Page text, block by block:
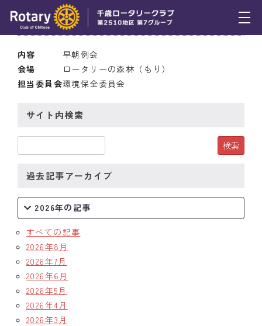
トピックス
例会報告
スケジュール
年間プログラム
木曜会
組織図
クラブのあゆみ
クラブの歴史
歴代会長・幹事
2010年10月21日(木) 7:00
内容
早朝例会
会場
ロータリーの森林（もり）
担当委員会環境保全委員会
サイト内検索
過去記事アーカイブ
2026年の記事
すべての記事
2026年8月
2026年7月
2026年6月
2026年5月
2026年4月
2026年3月